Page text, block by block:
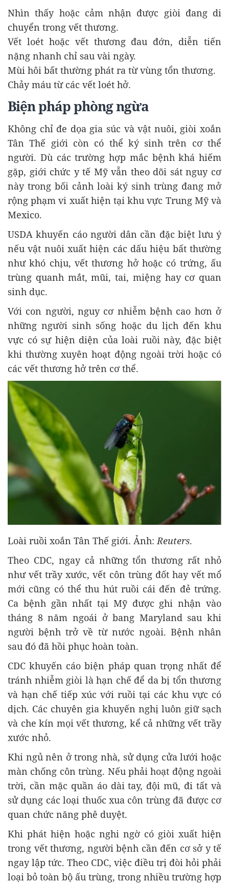
Nhìn thấy hoặc cảm nhận được giòi đang di
chuyển trong vết thương.
Vết loét hoặc vết thương đau đớn, diễn tiến
nặng nhanh chỉ sau vài ngày.
Mùi hôi bất thường phát ra từ vùng tổn thương.
Chảy máu từ các vết loét hở.
Biện pháp phòng ngừa
Không chỉ đe dọa gia súc và vật nuôi, giòi xoắn
Tân Thế giới còn có thể ký sinh trên cơ thể
người. Dù các trường hợp mắc bệnh khá hiếm
gặp, giới chức y tế Mỹ vẫn theo dõi sát nguy cơ
này trong bối cảnh loài ký sinh trùng đang mở
rộng phạm vi xuất hiện tại khu vực Trung Mỹ và
Mexico.
USDA khuyến cáo người dân cần đặc biệt lưu ý
nếu vật nuôi xuất hiện các dấu hiệu bất thường
như khó chịu, vết thương hở hoặc có trứng, ấu
trùng quanh mắt, mũi, tai, miệng hay cơ quan
sinh dục.
Với con người, nguy cơ nhiễm bệnh cao hơn ở
những người sinh sống hoặc du lịch đến khu
vực có sự hiện diện của loài ruồi này, đặc biệt
khi thường xuyên hoạt động ngoài trời hoặc có
các vết thương hở trên cơ thể.
Loài ruồi xoắn Tân Thế giới. Ảnh:Reuters.
Theo CDC, ngay cả những tổn thương rất nhỏ
như vết trầy xước, vết côn trùng đốt hay vết mổ
mới cũng có thể thu hút ruồi cái đến đẻ trứng.
Ca bệnh gần nhất tại Mỹ được ghi nhận vào
tháng 8 năm ngoái ở bang Maryland sau khi
người bệnh trở về từ nước ngoài. Bệnh nhân
sau đó đã hồi phục hoàn toàn.
CDC khuyến cáo biện pháp quan trọng nhất để
tránh nhiễm giòi là hạn chế để da bị tổn thương
và hạn chế tiếp xúc với ruồi tại các khu vực có
dịch. Các chuyên gia khuyến nghị luôn giữ sạch
và che kín mọi vết thương, kể cả những vết trầy
xước nhỏ.
Khi ngủ nên ở trong nhà, sử dụng cửa lưới hoặc
màn chống côn trùng. Nếu phải hoạt động ngoài
trời, cần mặc quần áo dài tay, đội mũ, đi tất và
sử dụng các loại thuốc xua côn trùng đã được cơ
quan chức năng phê duyệt.
Khi phát hiện hoặc nghi ngờ có giòi xuất hiện
trong vết thương, người bệnh cần đến cơ sở y tế
ngay lập tức. Theo CDC, việc điều trị đòi hỏi phải
loại bỏ toàn bộ ấu trùng, trong nhiều trường hợp